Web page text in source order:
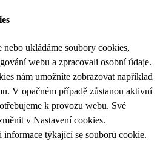
ukládáme soubory cookies,
webu a zpracovali osobní údaje.
nám umožníte zobrazovat například
V opačném případě zůstanou aktivní
k provozu webu. Své
v Nastavení cookies.
informace týkající se souborů cookie.